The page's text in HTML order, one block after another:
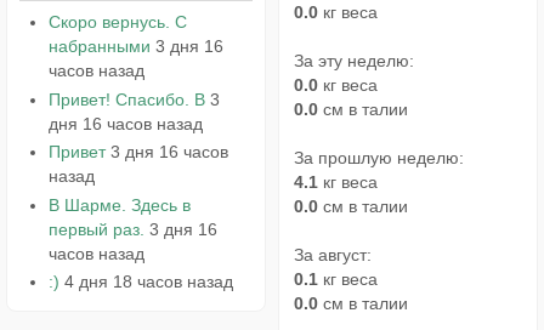
Скоро вернусь. С
набранными 3 дня 16
часов назад
Привет! Спасибо. В 3
дня 16 часов назад
Привет 3 дня 16 часов
назад
В Шарме. Здесь в
первый раз. 3 дня 16
часов назад
:) 4 дня 18 часов назад
0.0 кг веса
За эту неделю:
0.0 кг веса
0.0 см в талии
За прошлую неделю:
4.1 кг веса
0.0 см в талии
За август:
0.1 кг веса
0.0 см в талии